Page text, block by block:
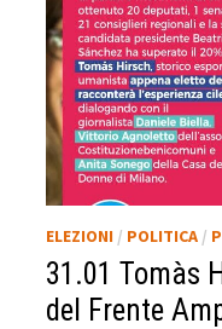
ELEZIONI / POLITICA /
31.01 Tomàs
del Frente